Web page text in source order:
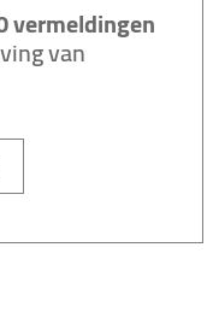
vermeldingen
van